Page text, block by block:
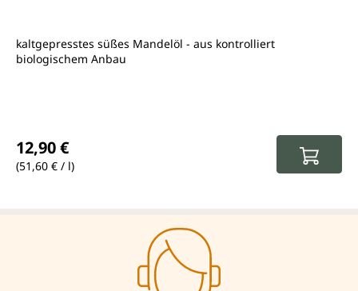
kaltgepresstes süßes Mandelöl - aus kontrolliert
biologischem Anbau
12,90 €
(51,60 € / l)